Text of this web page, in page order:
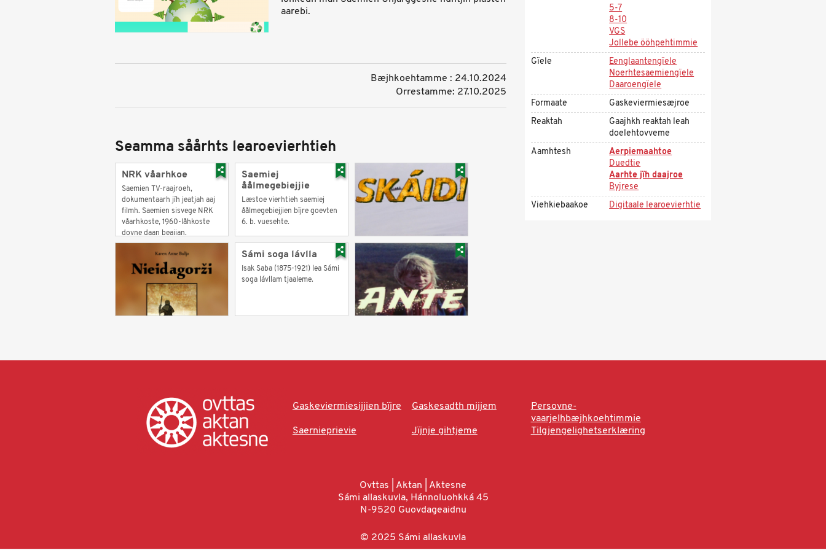
aarebi.
Bæjhkoehtamme : 24.10.2024
Orrestamme: 27.10.2025
Seamma såårhts learoevierhtieh
NRK våarhkoe
Saemien TV-raajroeh,
dokumentaarh jïh jeatjah aaj
filmh. Saemien sisvege NRK
våarhkoste, 1960-låhkoste
dovne daan beajjan.
Saemiej
åålmegebiejjie
Læstoe vierhtieh saemiej
åålmegebiejjien bïjre goevten
6. b. vuesehte.
Sámi soga lávlla
Isak Saba (1875-1921) lea Sámi
soga lávllam tjaaleme.
5-7
8-10
VGS
Jollebe ööhpehtimmie
Gïele
Eenglaantengïele
Noerhtesaemiengïele
Daaroengïele
Formaate
Gaskeviermiesæjroe
Reaktah
Gaajhkh reaktah leah
doelehtovveme
Aamhtesh
Aerpiemaahtoe
Duedtie
Aarhte jïh daajroe
Byjrese
Viehkiebaakoe
Digitaale learoevierhtie
Gaskeviermiesijjien bïjre Gaskesadth mijjem
Persovne-
vaarjelhbæjhkoehtimmie
Saernieprievie
Jïjnje gihtjeme Tilgjengelighetserklæring
Ovttas | Aktan | Aktesne
Sámi allaskuvla, Hánnoluohkká 45
N-9520 Guovdageaidnu
© 2025 Sámi allaskuvla